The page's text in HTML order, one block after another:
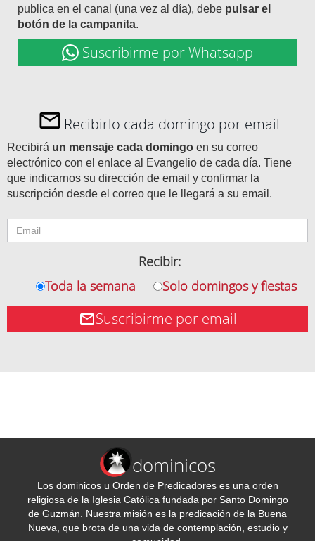
publica en el canal (una vez al día), debe pulsar el
botón de la campanita.
Suscribirme por Whatsapp
Recibirlo cada domingo por email
Recibirá un mensaje cada domingo en su correo
electrónico con el enlace al Evangelio de cada día. Tiene
que indicarnos su dirección de email y confirmar la
suscripción desde el correo que le llegará a su email.
Recibir:
Toda la semana
Solo domingos y fiestas
Suscribirme por email
dominicos
Los dominicos u Orden de Predicadores es una orden
religiosa de la Iglesia Católica fundada por Santo Domingo
de Guzmán. Nuestra misión es la predicación de la Buena
Nueva, que brota de una vida de contemplación, estudio y